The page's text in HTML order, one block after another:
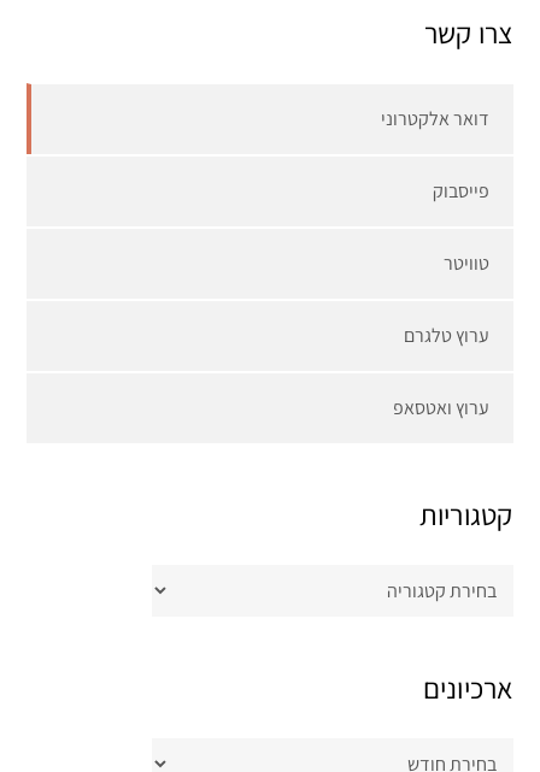
צרו קשר
דואר אלקטרוני
פייסבוק
טוויטר
ערוץ טלגרם
ערוץ ואטסאפ
קטגוריות
קטגוריות
ארכיונים
ארכיונים